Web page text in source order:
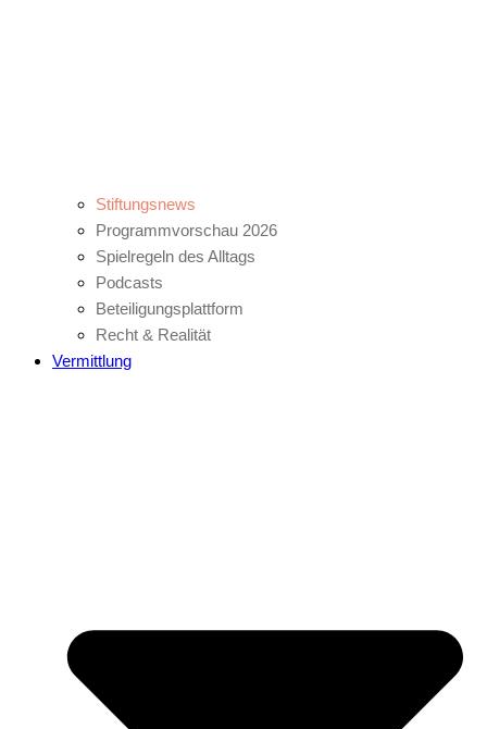
Stiftungsnews
Programmvorschau 2026
Spielregeln des Alltags
Podcasts
Beteiligungsplattform
Recht & Realität
Vermittlung